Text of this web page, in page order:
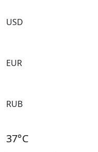
USD
EUR
RUB
37°C